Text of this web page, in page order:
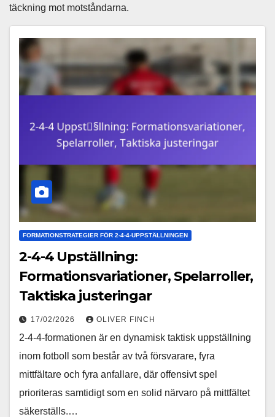
täckning mot motståndarna.
FORMATIONSTRATEGIER FÖR 2-4-4-UPPSTÄLLNINGEN
2-4-4 Upställning:
Formationsvariationer, Spelarroller,
Taktiska justeringar
17/02/2026 OLIVER FINCH
2-4-4-formationen är en dynamisk taktisk uppställning
inom fotboll som består av två försvarare, fyra
mittfältare och fyra anfallare, där offensivt spel
prioriteras samtidigt som en solid närvaro på mittfältet
säkerställs.…